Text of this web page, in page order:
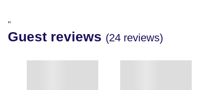
"
Guest reviews (24 reviews)